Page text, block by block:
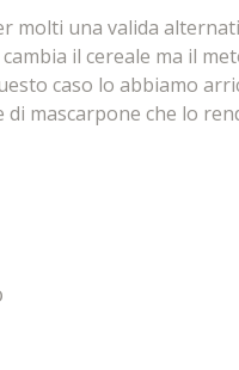
molti una valida
il cereale ma il
caso lo abbiamo
di mascarpone che lo